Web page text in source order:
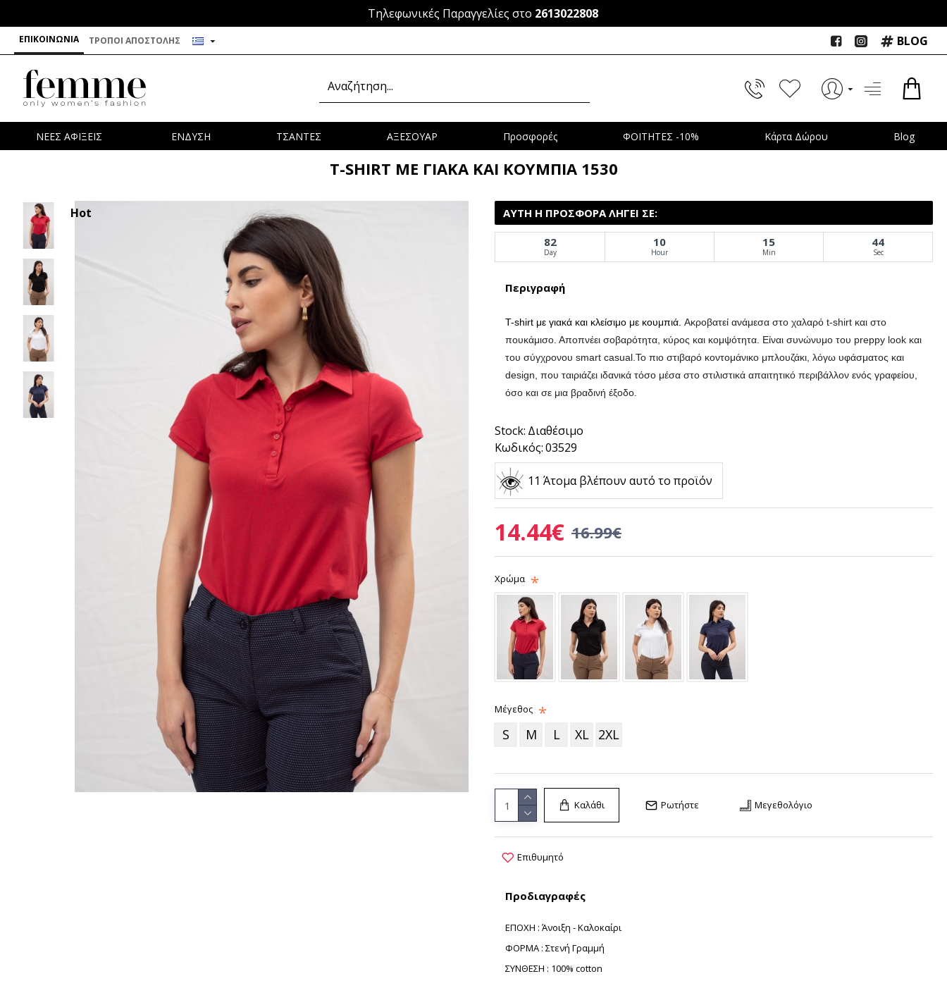
Τηλεφωνικές Παραγγελίες στο 2613022808
ΕΠΙΚΟΙΝΩΝΊΑ ΤΡΌΠΟΙ ΑΠΟΣΤΟΛΉΣ BLOG
ΝΕΕΣ ΑΦΙΞΕΙΣ ΕΝΔΥΣΗ ΤΣΑΝΤΕΣ ΑΞΕΣΟΥΑΡ Προσφορές ΦΟΙΤΗΤΕΣ -10% Κάρτα Δώρου Blog
T-SHIRT ΜΕ ΓΙΑΚΑ ΚΑΙ ΚΟΥΜΠΙΑ 1530
Hot
Περιγραφή
T-shirt με γιακά και κλείσιμο με κουμπιά. Ακροβατεί ανάμεσα στο χαλαρό t-shirt και στο
πουκάμισο. Αποπνέει σοβαρότητα, κύρος και κομψότητα. Είναι συνώνυμο του preppy look και
του σύγχρονου smart casual. Το πιο στιβαρό κοντομάνικo μπλουζάκι, λόγω υφάσματος και
design, που ταιριάζει ιδανικά τόσο μέσα στο στιλιστικά απαιτητικό περιβάλλον ενός γραφείου,
όσο και σε μια βραδινή έξοδο.
Stock: Διαθέσιμο
Κωδικός:03529
ΑΥΤΉ Η ΠΡΟΣΦΟΡΆ ΛΉΓΕΙ ΣΕ:
82
Day
10
Hour
15
Min
43
Sec
11 Άτομα βλέπουν αυτό το προϊόν
14.44€ 16.99€
Χρώμα
Μέγεθος
S M L XL 2XL
Καλάθι Ρωτήστε Μεγεθολόγιο
Επιθυμητό
Προδιαγραφές
ΕΠΟΧΗ : Άνοιξη - Καλοκαίρι
ΦΟΡΜΑ : Στενή Γραμμή
ΣΥΝΘΕΣΗ : 100% cotton